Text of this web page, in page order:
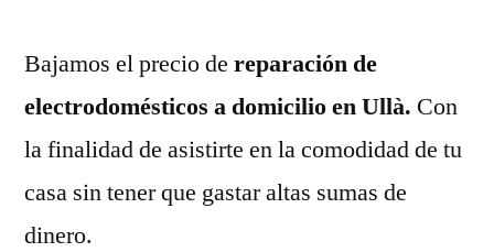
Bajamos el precio de reparación de
electrodomésticos a domicilio en Ullà. Con
la finalidad de asistirte en la comodidad de tu
casa sin tener que gastar altas sumas de
dinero.